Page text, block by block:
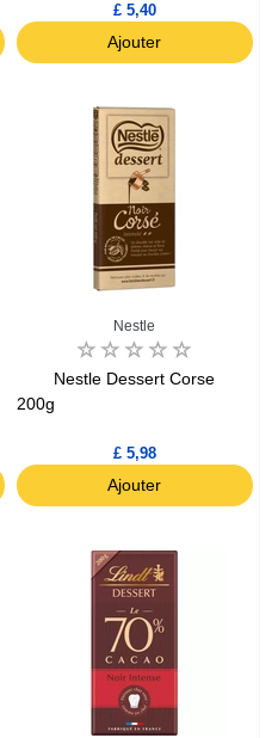
£ 5,40
Ajouter
Nestle
Nestle Dessert Corse
200g
£ 5,98
Ajouter